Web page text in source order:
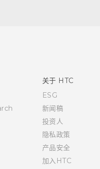
关于 HTC
ESG
新闻稿
投资人
隐私政策
产品安全
加入HTC